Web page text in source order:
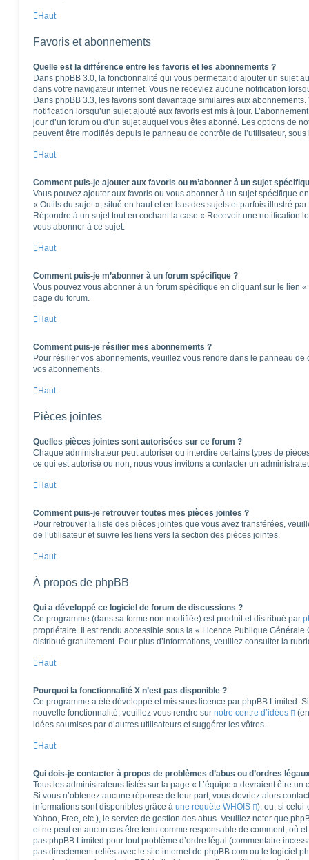
Haut
Favoris et abonnements
Quelle est la différence entre les favoris et les abonnements ?
Dans phpBB 3.0, la fonctionnalité qui vous permettait d’ajouter un sujet
dans votre navigateur internet. Vous ne receviez aucune notification
Dans phpBB 3.3, les favoris sont davantage similaires aux
notification lorsqu’un sujet ajouté aux favoris est mis à jour.
jour d’un forum ou d’un sujet auquel vous êtes abonné. Les options de
peuvent être modifiés depuis le panneau de contrôle de l’utilisateur,
Haut
Comment puis-je ajouter aux favoris ou m’abonner à un sujet
Vous pouvez ajouter aux favoris ou vous abonner à un sujet spécifique
« Outils du sujet », situé en haut et en bas des sujets et parfois illustré
Répondre à un sujet tout en cochant la case « Recevoir une notification
vous abonner à ce sujet.
Haut
Comment puis-je m’abonner à un forum spécifique ?
Vous pouvez vous abonner à un forum spécifique en cliquant sur le lien
page du forum.
Haut
Comment puis-je résilier mes abonnements ?
Pour résilier vos abonnements, veuillez vous rendre dans le panneau de
vos abonnements.
Haut
Pièces jointes
Quelles pièces jointes sont autorisées sur ce forum ?
Chaque administrateur peut autoriser ou interdire certains types de
ce qui est autorisé ou non, nous vous invitons à contacter un
Haut
Comment puis-je retrouver toutes mes pièces jointes ?
Pour retrouver la liste des pièces jointes que vous avez transférées,
de l’utilisateur et suivre les liens vers la section des pièces jointes.
Haut
À propos de phpBB
Qui a développé ce logiciel de forum de discussions ?
Ce programme (dans sa forme non modifiée) est produit et distribué par
propriétaire. Il est rendu accessible sous la « Licence Publique Générale
distribué gratuitement. Pour plus d’informations, veuillez consulter la
Haut
Pourquoi la fonctionnalité X n’est pas disponible ?
Ce programme a été développé et mis sous licence par phpBB Limited.
nouvelle fonctionnalité, veuillez vous rendre sur notre centre d’idées
idées soumises par d’autres utilisateurs et suggérer les vôtres.
Haut
Qui dois-je contacter à propos de problèmes d’abus ou d’ordres
Tous les administrateurs listés sur la page « L’équipe » devraient être
Si vous n’obtenez aucune réponse de leur part, vous devriez alors
informations sont disponibles grâce à une requête WHOIS
), ou, si
Yahoo, Free, etc.), le service de gestion des abus. Veuillez noter que
et ne peut en aucun cas être tenu comme responsable de comment, où
pas phpBB Limited pour tout problème d’ordre légal (commentaire
pas directement reliés avec le site internet de phpBB.com ou le logiciel